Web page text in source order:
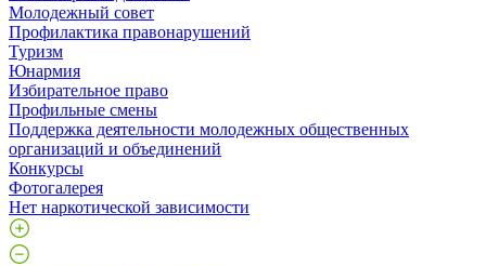
Молодежный совет
Профилактика правонарушений
Туризм
Юнармия
Избирательное право
Профильные смены
Поддержка деятельности молодежных общественных
организаций и объединений
Конкурсы
Фотогалерея
Нет наркотической зависимости